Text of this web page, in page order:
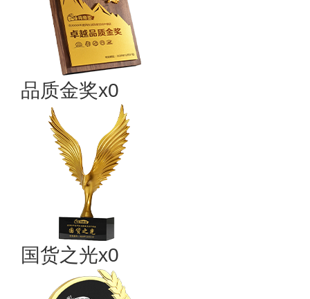
品质金奖x0
国货之光x0